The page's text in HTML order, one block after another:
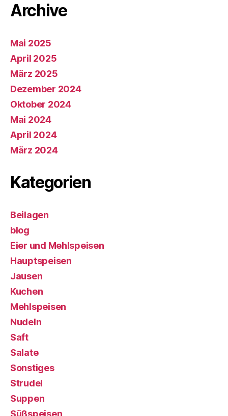
Archive
Mai 2025
April 2025
März 2025
Dezember 2024
Oktober 2024
Mai 2024
April 2024
März 2024
Kategorien
Beilagen
blog
Eier und Mehlspeisen
Hauptspeisen
Jausen
Kuchen
Mehlspeisen
Nudeln
Saft
Salate
Sonstiges
Strudel
Suppen